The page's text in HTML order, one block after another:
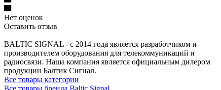
Нет оценок
Оставить отзыв
BALTIC SIGNAL - с 2014 года является разработчиком и
производителем оборудования для телекоммуникаций и
радиосвязи. Наша компания является официальным дилером
продукции Балтик Сигнал.
Все товары категории
Все товары бренда Baltic Signal